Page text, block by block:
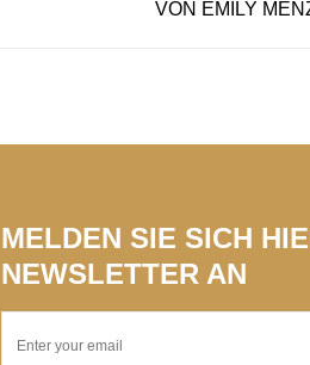
VON EMILY
MELDEN SIE SICH
NEWSLETTER AN